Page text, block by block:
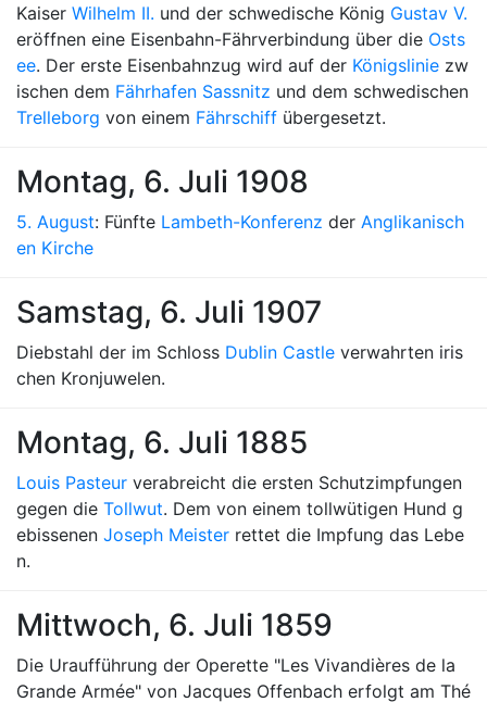
Kaiser Wilhelm II. und der schwedische König Gustav V.
eröffnen eine Eisenbahn-Fährverbindung über die Osts
ee. Der erste Eisenbahnzug wird auf der Königslinie zw
ischen dem Fährhafen Sassnitz und dem schwedischen
Trelleborg von einem Fährschiff übergesetzt.
Montag, 6. Juli 1908
5. August: Fünfte Lambeth-Konferenz der Anglikanisch
en Kirche
Samstag, 6. Juli 1907
Diebstahl der im Schloss Dublin Castle verwahrten iris
chen Kronjuwelen.
Montag, 6. Juli 1885
Louis Pasteur verabreicht die ersten Schutzimpfungen
gegen die Tollwut. Dem von einem tollwütigen Hund g
ebissenen Joseph Meister rettet die Impfung das Lebe
n.
Mittwoch, 6. Juli 1859
Die Uraufführung der Operette "Les Vivandières de la
Grande Armée" von Jacques Offenbach erfolgt am Thé